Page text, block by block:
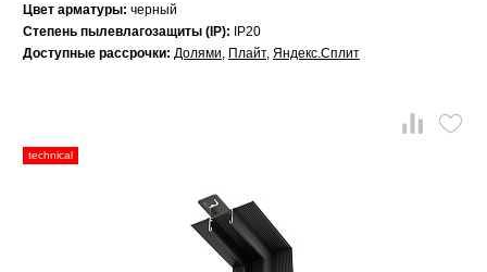
Цвет арматуры: черный
Степень пылевлагозащиты (IP):
IP20
Доступные рассрочки: Долями, Плайт, Яндекс.Сплит
technical